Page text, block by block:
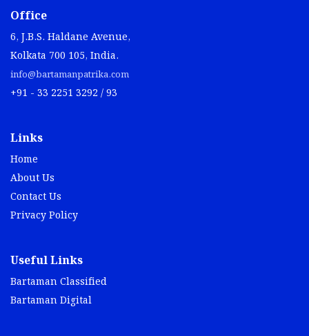
Office
6, J.B.S. Haldane Avenue,
Kolkata 700 105, India.
info@bartamanpatrika.com
+91 - 33 2251 3292 / 93
Links
Home
About Us
Contact Us
Privacy Policy
Useful Links
Bartaman Classified
Bartaman Digital